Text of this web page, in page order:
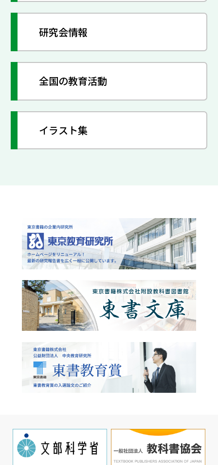
研究会情報
全国の教育活動
イラスト集